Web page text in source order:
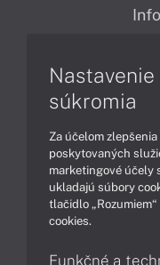
súkromia
Za účelom
poskytovaných
marketingové účely
ukladajú súbory
tlačidlo
cookies.
Funkčné a